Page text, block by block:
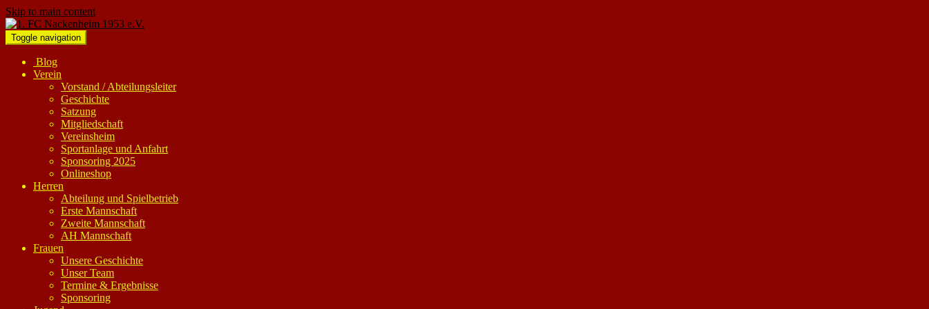
Skip to main content
Toggle navigation
Blog
Verein
Vorstand / Abteilungsleiter
Geschichte
Satzung
Mitgliedschaft
Vereinsheim
Sportanlage und Anfahrt
Sponsoring 2025
Onlineshop
Herren
Abteilung und Spielbetrieb
Erste Mannschaft
Zweite Mannschaft
AH Mannschaft
Frauen
Unsere Geschichte
Unser Team
Termine & Ergebnisse
Sponsoring